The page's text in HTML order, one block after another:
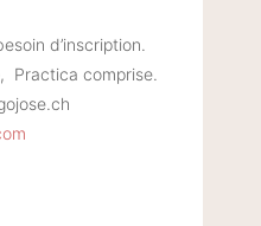
d’inscription.
Practica comprise.